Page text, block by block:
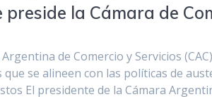
la Cámara de
de Comercio y Servicios
se alineen con las políticas de
El presidente de la Cámara